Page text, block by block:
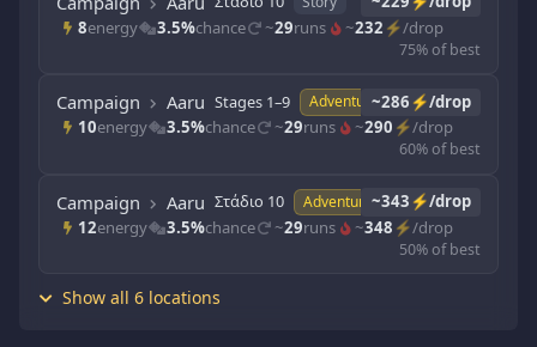
8energy 3.5%chance ~29runs ~232 ⚡/drop
75% of best
Campaign Aaru Stages 1–9 Adventure~286⚡/drop
10energy 3.5%chance ~29runs ~290 ⚡/drop
60% of best
Campaign Aaru Στάδιο 10 Adventure~343⚡/drop
12energy 3.5%chance ~29runs ~348 ⚡/drop
50% of best
Show all 6 locations